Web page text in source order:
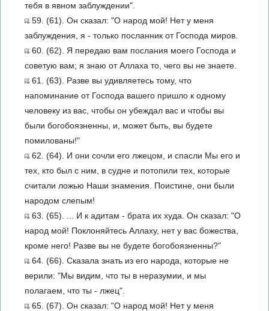
тебя в явном заблуждении".
59. (61). Он сказал: "О народ мой! Нет у меня
заблуждения, я - только посланник от Господа миров.
60. (62). Я передаю вам послания моего Господа и
советую вам; я знаю от Аллаха то, чего вы не знаете.
61. (63). Разве вы удивляетесь тому, что
напоминание от Господа вашего пришло к одному
человеку из вас, чтобы он убеждал вас и чтобы вы
были богобоязненны, и, может быть, вы будете
помилованы!"
62. (64). И они сочли его лжецом, и спасли Мы его и
тех, кто был с ним, в судне и потопили тех, которые
считали ложью Наши знамения. Поистине, они были
народом слепым!
63. (65). ... И к адитам - брата их худа. Он сказал: "О
народ мой! Поклоняйтесь Аллаху, нет у вас божества,
кроме него! Разве вы не будете богобоязненны?"
64. (66). Сказала знать из его народа, которые не
верили: "Мы видим, что ты в неразумии, и мы
полагаем, что ты - лжец".
65. (67). Он сказал: "О народ мой! Нет у меня